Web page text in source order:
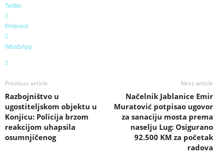
Twitter
Pinterest
WhatsApp
Previous article
Razbojništvo u
ugostiteljskom objektu u
Konjicu: Policija brzom
reakcijom uhapsila
osumnjičenog
Next article
Načelnik Jablanice Emir
Muratović potpisao ugovor
za sanaciju mosta prema
naselju Lug: Osigurano
92.500 KM za početak
radova